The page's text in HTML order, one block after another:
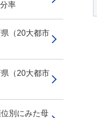
率
県（20大都市
県（20大都市
位別にみた母